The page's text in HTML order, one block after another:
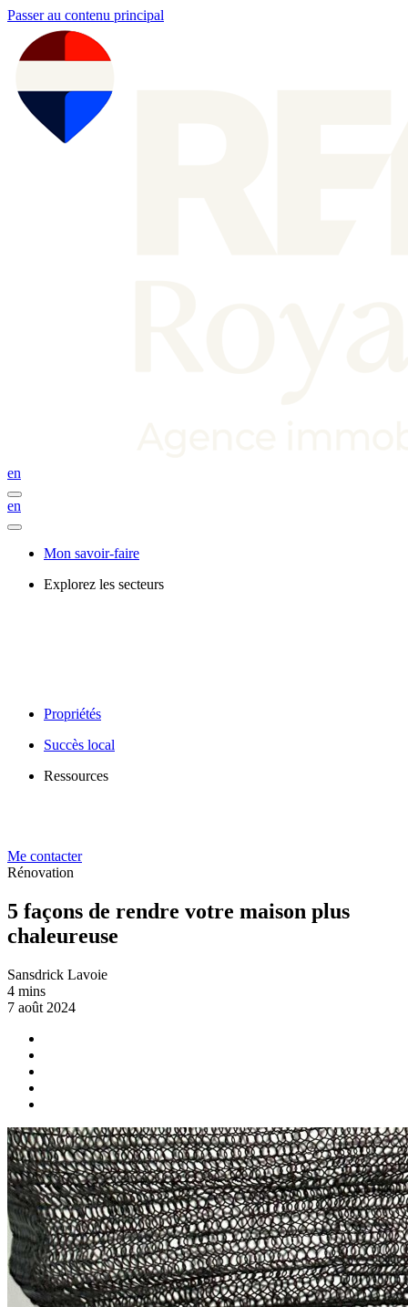
Passer au contenu principal
en
en
Mon savoir-faire
Explorez les secteurs
Propriétés
Succès local
Ressources
Me contacter
Rénovation
5 façons de rendre votre maison plus
chaleureuse
Sansdrick Lavoie
4 mins
7 août 2024